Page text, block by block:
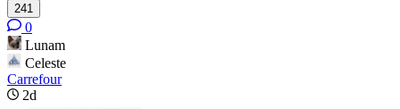
241
0
Lunam
Celeste
Carrefour
2d